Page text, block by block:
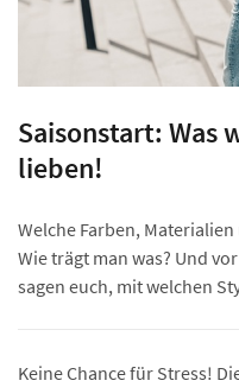
Saisonstart: Was
lieben!
Welche Farben,
Wie trägt man was? Und
sagen euch, mit welchen
Keine Chance für Stress!